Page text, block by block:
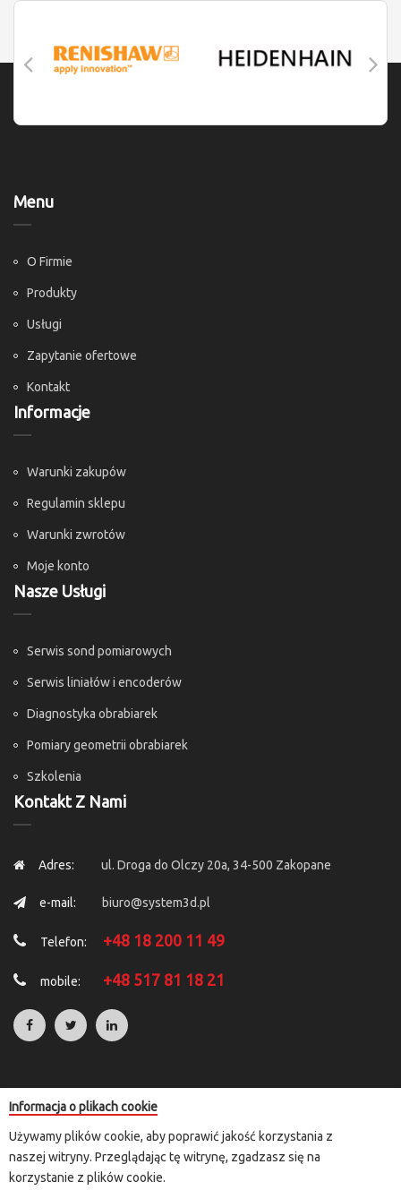
Menu
O Firmie
Produkty
Usługi
Zapytanie ofertowe
Kontakt
Informacje
Warunki zakupów
Regulamin sklepu
Warunki zwrotów
Moje konto
Nasze Usługi
Serwis sond pomiarowych
Serwis liniałów i encoderów
Diagnostyka obrabiarek
Pomiary geometrii obrabiarek
Szkolenia
Kontakt Z Nami
Adres: ul. Droga do Olczy 20a, 34-500 Zakopane
e-mail: biuro@system3d.pl
Telefon: +48 18 200 11 49
mobile: +48 517 81 18 21
Rozliczenia transakcji kartą płatniczą i e-przelewem przeprowadzane
są za pośrednictwem przelewy24.pl lub paypal
Informacja o plikach cookie
Używamy plików cookie, aby poprawić jakość korzystania z
naszej witryny. Przeglądając tę witrynę, zgadzasz się na
korzystanie z plików cookie.